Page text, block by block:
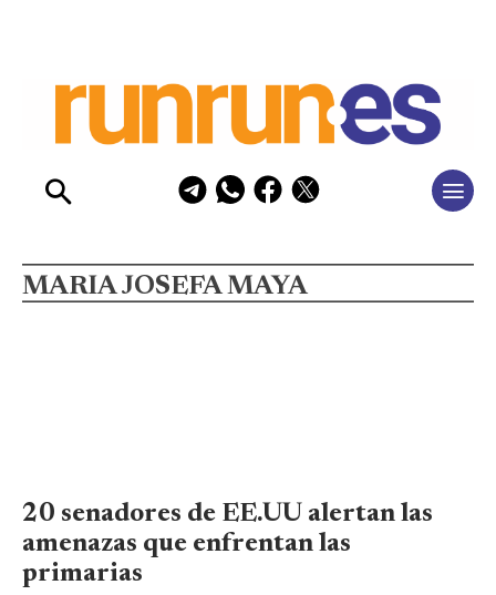
MARIA JOSEFA MAYA
20 senadores de EE.UU alertan las
amenazas que enfrentan las
primarias